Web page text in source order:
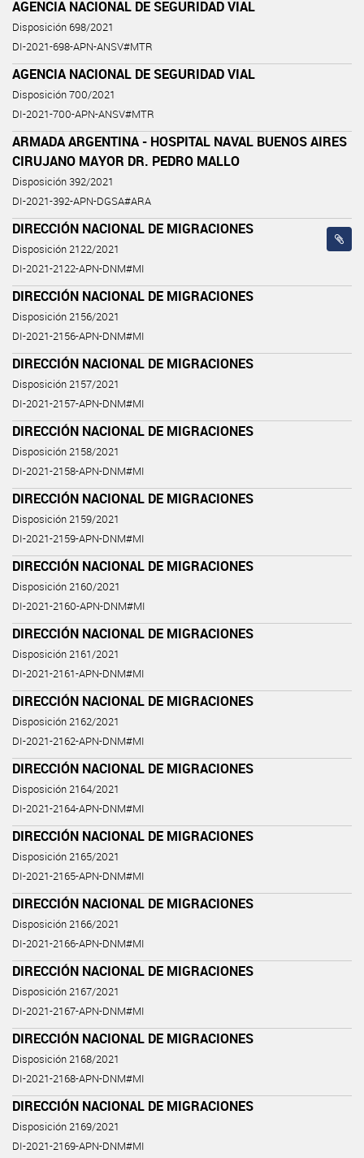
AGENCIA NACIONAL DE SEGURIDAD VIAL
Disposición 698/2021
DI-2021-698-APN-ANSV#MTR
AGENCIA NACIONAL DE SEGURIDAD VIAL
Disposición 700/2021
DI-2021-700-APN-ANSV#MTR
ARMADA ARGENTINA - HOSPITAL NAVAL BUENOS AIRES
CIRUJANO MAYOR DR. PEDRO MALLO
Disposición 392/2021
DI-2021-392-APN-DGSA#ARA
DIRECCIÓN NACIONAL DE MIGRACIONES
Disposición 2122/2021
DI-2021-2122-APN-DNM#MI
DIRECCIÓN NACIONAL DE MIGRACIONES
Disposición 2156/2021
DI-2021-2156-APN-DNM#MI
DIRECCIÓN NACIONAL DE MIGRACIONES
Disposición 2157/2021
DI-2021-2157-APN-DNM#MI
DIRECCIÓN NACIONAL DE MIGRACIONES
Disposición 2158/2021
DI-2021-2158-APN-DNM#MI
DIRECCIÓN NACIONAL DE MIGRACIONES
Disposición 2159/2021
DI-2021-2159-APN-DNM#MI
DIRECCIÓN NACIONAL DE MIGRACIONES
Disposición 2160/2021
DI-2021-2160-APN-DNM#MI
DIRECCIÓN NACIONAL DE MIGRACIONES
Disposición 2161/2021
DI-2021-2161-APN-DNM#MI
DIRECCIÓN NACIONAL DE MIGRACIONES
Disposición 2162/2021
DI-2021-2162-APN-DNM#MI
DIRECCIÓN NACIONAL DE MIGRACIONES
Disposición 2164/2021
DI-2021-2164-APN-DNM#MI
DIRECCIÓN NACIONAL DE MIGRACIONES
Disposición 2165/2021
DI-2021-2165-APN-DNM#MI
DIRECCIÓN NACIONAL DE MIGRACIONES
Disposición 2166/2021
DI-2021-2166-APN-DNM#MI
DIRECCIÓN NACIONAL DE MIGRACIONES
Disposición 2167/2021
DI-2021-2167-APN-DNM#MI
DIRECCIÓN NACIONAL DE MIGRACIONES
Disposición 2168/2021
DI-2021-2168-APN-DNM#MI
DIRECCIÓN NACIONAL DE MIGRACIONES
Disposición 2169/2021
DI-2021-2169-APN-DNM#MI